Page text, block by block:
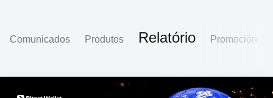
Comunicados Produtos Relatório Promoción